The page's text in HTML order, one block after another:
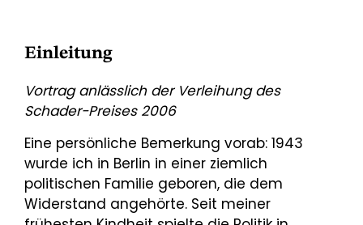
Einleitung
Vortrag anlässlich der Verleihung des
Schader-Preises 2006
Eine persönliche Bemerkung vorab: 1943
wurde ich in Berlin in einer ziemlich
politischen Familie geboren, die dem
Widerstand angehörte. Seit meiner